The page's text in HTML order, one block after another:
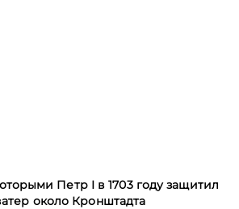
Петр I в 1703 году защитил
около Кронштадта